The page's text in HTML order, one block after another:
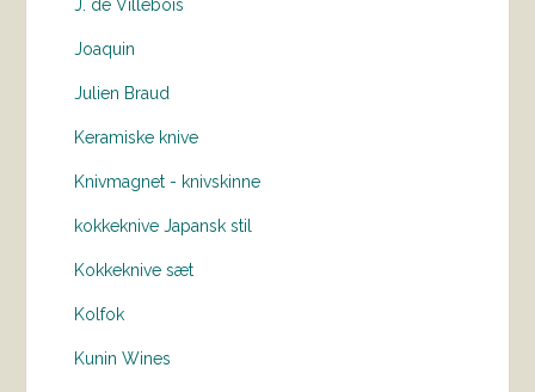
J. de Villebois
Joaquin
Julien Braud
Keramiske knive
Knivmagnet - knivskinne
kokkeknive Japansk stil
Kokkeknive sæt
Kolfok
Kunin Wines